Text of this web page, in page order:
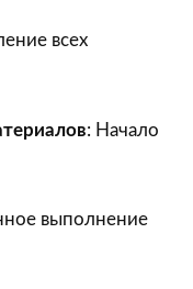
всех
: Начало
выполнение